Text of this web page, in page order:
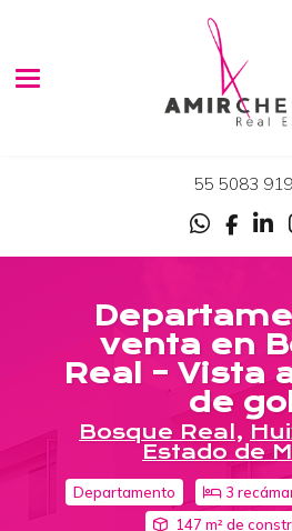
Toggle navigation
55 5083
venta en
Real – Vista
de
Bosque Real ,
Estado de
Departamento 3
147 m² de